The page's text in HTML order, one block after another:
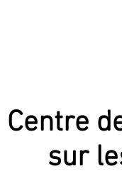
Centre
sur